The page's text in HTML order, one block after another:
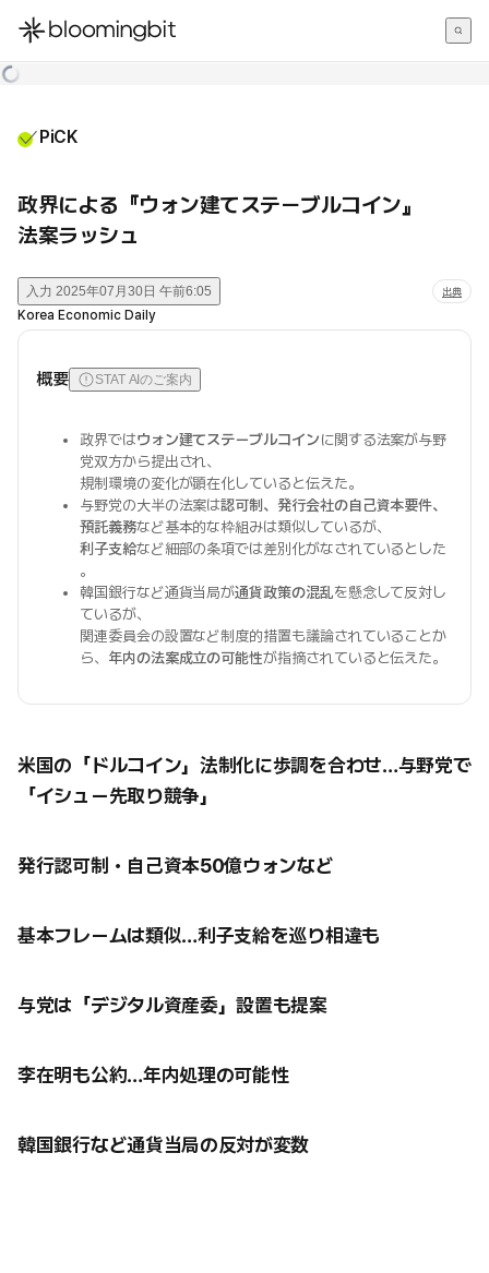
한국어
PiCK
政界による『ウォン建てステーブルコイン』
法案ラッシュ
入力 2025年07月30日 午前6:05 出典
Korea Economic Daily
概要 STAT AIのご案内
政界ではウォン建てステーブルコインに関する法案が与野
党双方から提出され、
規制環境の変化が顕在化していると伝えた。
与野党の大半の法案は認可制、発行会社の自己資本要件、
預託義務など基本的な枠組みは類似しているが、
利子支給など細部の条項では差別化がなされているとした
。
韓国銀行など通貨当局が通貨政策の混乱を懸念して反対し
ているが、
関連委員会の設置など制度的措置も議論されていることか
ら、 年内の法案成立の可能性が指摘されていると伝えた。
米国の「ドルコイン」法制化に歩調を合わせ…与野党で
「イシュー先取り競争」
発行認可制・自己資本50億ウォンなど
基本フレームは類似…利子支給を巡り相違も
与党は「デジタル資産委」設置も提案
李在明も公約…年内処理の可能性
韓国銀行など通貨当局の反対が変数